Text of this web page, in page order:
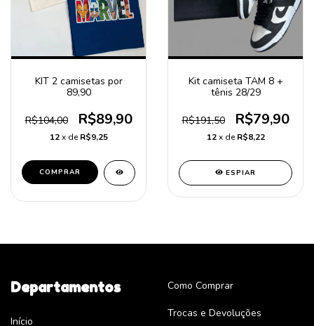
KIT 2 camisetas por
89,90
R$104,00 R$89,90
12 x deR$9,25
COMPRAR
Kit camiseta TAM 8 +
tênis 28/29
R$191,50 R$79,90
12 x deR$8,22
ESPIAR
Departamentos
Início
Como Comprar
Trocas e Devoluções